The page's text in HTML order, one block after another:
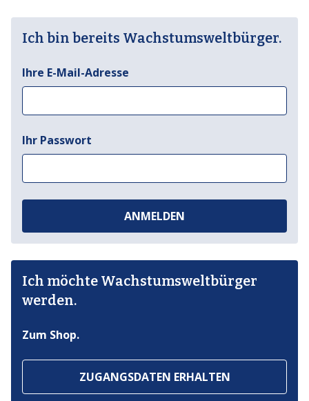
Ich bin bereits Wachstumsweltbürger.
Ihre E-Mail-Adresse
Ihr Passwort
ANMELDEN
Ich möchte Wachstumsweltbürger
werden.
Zum Shop.
ZUGANGSDATEN ERHALTEN